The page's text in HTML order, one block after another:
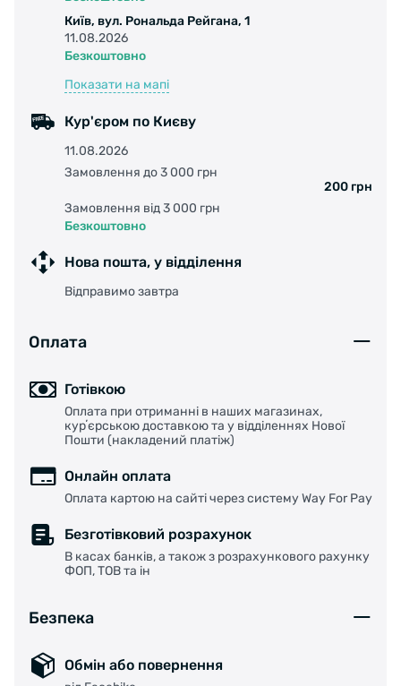
Київ, вул. Рональда Рейгана, 1
11.08.2026
Безкоштовно
Показати на мапі
Кур'єром по Києву
11.08.2026
Замовлення до 3 000 грн
200 грн
Замовлення від 3 000 грн
Безкоштовно
Нова пошта, у відділення
Відправимо завтра
Оплата
Готівкою
Оплата при отриманні в наших магазинах,
курʼєрською доставкою та у відділеннях Нової
Пошти (накладений платіж)
Онлайн оплата
Оплата картою на сайті через систему Way For Pay
Безготівковий розрахунок
В касах банків, а також з розрахункового рахунку
ФОП, ТОВ та ін
Безпека
Обмін або повернення